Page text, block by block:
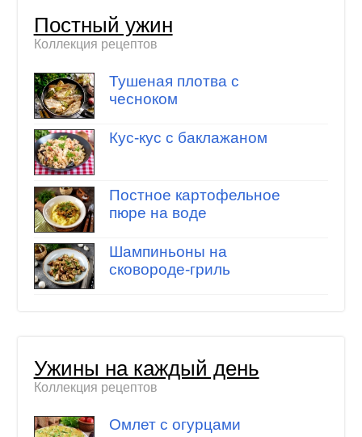
Постный ужин
Коллекция рецептов
Тушеная плотва с
чесноком
Кус-кус с баклажаном
Постное картофельное
пюре на воде
Шампиньоны на
сковороде-гриль
Ужины на каждый день
Коллекция рецептов
Омлет с огурцами